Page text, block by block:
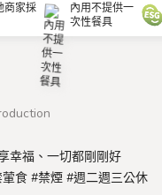
商家採
內用不提供一
次性餐具
幸福、一切都剛剛好
食 #禁煙 #週二週三公休